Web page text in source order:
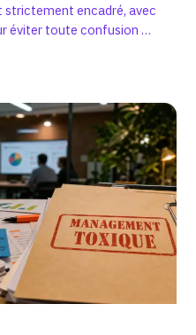
strictement encadré, avec
éviter toute confusion et